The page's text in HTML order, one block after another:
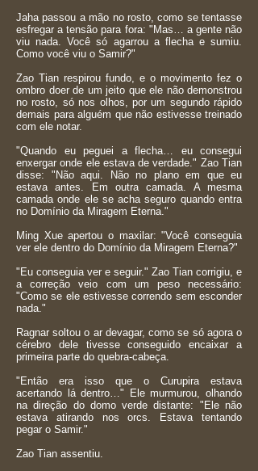
Jaha passou a mão no rosto, como se tentasse
esfregar a tensão para fora: "Mas… a gente não
viu nada. Você só agarrou a flecha e sumiu.
Como você viu o Samir?"
Zao Tian respirou fundo, e o movimento fez o
ombro doer de um jeito que ele não demonstrou
no rosto, só nos olhos, por um segundo rápido
demais para alguém que não estivesse treinado
com ele notar.
"Quando eu peguei a flecha… eu consegui
enxergar onde ele estava de verdade." Zao Tian
disse: "Não aqui. Não no plano em que eu
estava antes. Em outra camada. A mesma
camada onde ele se acha seguro quando entra
no Domínio da Miragem Eterna."
Ming Xue apertou o maxilar: "Você conseguia
ver ele dentro do Domínio da Miragem Eterna?"
"Eu conseguia ver e seguir." Zao Tian corrigiu, e
a correção veio com um peso necessário:
"Como se ele estivesse correndo sem esconder
nada."
Ragnar soltou o ar devagar, como se só agora o
cérebro dele tivesse conseguido encaixar a
primeira parte do quebra-cabeça.
"Então era isso que o Curupira estava
acertando lá dentro…" Ele murmurou, olhando
na direção do domo verde distante: "Ele não
estava atirando nos orcs. Estava tentando
pegar o Samir."
Zao Tian assentiu.